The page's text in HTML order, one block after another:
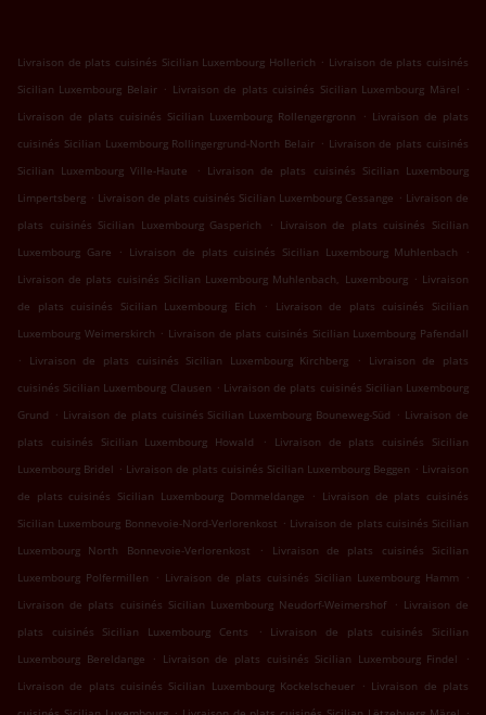
Livraison de plats cuisinés Sicilian Luxembourg Hollerich . Livraison de plats cuisinés
Sicilian Luxembourg Belair . Livraison de plats cuisinés Sicilian Luxembourg Märel .
Livraison de plats cuisinés Sicilian Luxembourg Rollengergronn
. Livraison de plats
cuisinés Sicilian Luxembourg Rollingergrund-North Belair . Livraison de plats cuisinés
Sicilian Luxembourg Ville-Haute
. Livraison de plats cuisinés Sicilian Luxembourg
Limpertsberg . Livraison de plats cuisinés Sicilian Luxembourg Cessange . Livraison de
plats cuisinés Sicilian Luxembourg Gasperich
. Livraison de plats cuisinés Sicilian
Luxembourg Gare
. Livraison de plats cuisinés Sicilian Luxembourg Muhlenbach
.
Livraison de plats cuisinés Sicilian Luxembourg Muhlenbach, Luxembourg . Livraison
de plats cuisinés Sicilian Luxembourg Eich
.
Livraison de plats cuisinés Sicilian
Luxembourg Weimerskirch . Livraison de plats cuisinés Sicilian Luxembourg Pafendall
.
Livraison de plats cuisinés Sicilian Luxembourg Kirchberg .
Livraison de plats
cuisinés Sicilian Luxembourg Clausen . Livraison de plats cuisinés Sicilian Luxembourg
Grund . Livraison de plats cuisinés Sicilian Luxembourg Bouneweg-Süd . Livraison de
plats cuisinés Sicilian Luxembourg Howald
.
Livraison de plats cuisinés Sicilian
Luxembourg Bridel . Livraison de plats cuisinés Sicilian Luxembourg Beggen . Livraison
de plats cuisinés Sicilian Luxembourg Dommeldange
. Livraison de plats cuisinés
Sicilian Luxembourg Bonnevoie-Nord-Verlorenkost . Livraison de plats cuisinés Sicilian
Luxembourg North Bonnevoie-Verlorenkost
.
Livraison de plats cuisinés Sicilian
Luxembourg Polfermillen
. Livraison de plats cuisinés Sicilian Luxembourg Hamm
.
Livraison de plats cuisinés Sicilian Luxembourg Neudorf-Weimershof
. Livraison de
plats cuisinés Sicilian Luxembourg Cents
.
Livraison de plats cuisinés Sicilian
Luxembourg Bereldange
. Livraison de plats cuisinés Sicilian Luxembourg Findel
.
Livraison de plats cuisinés Sicilian Luxembourg Kockelscheuer . Livraison de plats
.
.